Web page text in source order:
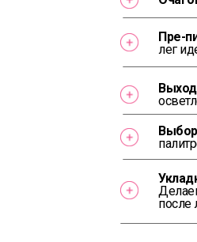
после
Выбор
Пре-
лег